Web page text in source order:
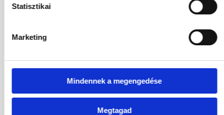
Statisztikai
Marketing
Mindennek a megengedése
Megtagad
2026
Dec
Feb Már